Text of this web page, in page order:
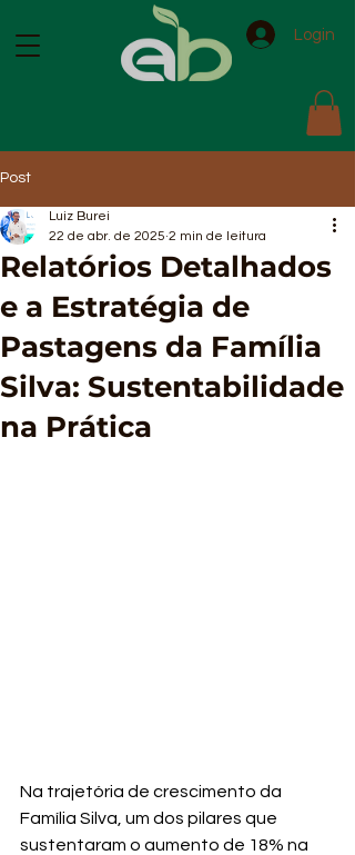
Login
Post
Relatórios Detalhados
e a Estratégia de
Pastagens da Família
Silva: Sustentabilidade
na Prática
Luiz Burei
22 de abr. de 2025 2 min de leitura
Na trajetória de crescimento da
Família Silva, um dos pilares que
sustentaram o aumento de 18% na